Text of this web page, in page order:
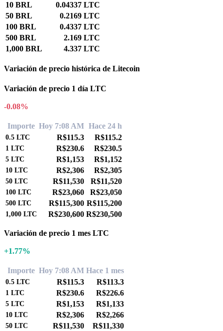
10 BRL
0.04337 LTC
50 BRL
0.2169 LTC
100 BRL
0.4337 LTC
500 BRL
2.169 LTC
1,000 BRL
4.337 LTC
Variación de precio histórica de Litecoin
Variación de precio 1 día LTC
-0.08%
Importe Hoy 7:08 AM Hace 24 h
0.5 LTC R$115.3 R$115.2
1 LTC R$230.6 R$230.5
5 LTC R$1,153 R$1,152
10 LTC R$2,306 R$2,305
50 LTC R$11,530 R$11,520
100 LTC R$23,060 R$23,050
500 LTC R$115,300 R$115,200
1,000 LTC R$230,600 R$230,500
Variación de precio 1 mes LTC
+1.77%
Importe Hoy 7:08 AM Hace 1 mes
0.5 LTC R$115.3 R$113.3
1 LTC R$230.6 R$226.6
5 LTC R$1,153 R$1,133
10 LTC R$2,306 R$2,266
50 LTC R$11,530 R$11,330